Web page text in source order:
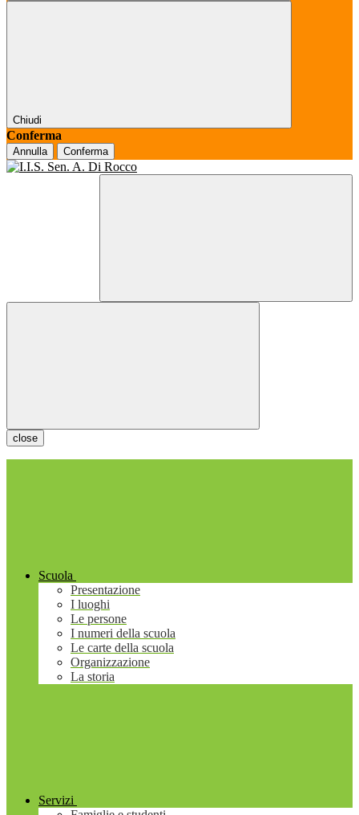
Chiudi
Conferma
Annulla Conferma
close
Scuola
Presentazione
I luoghi
Le persone
I numeri della scuola
Le carte della scuola
Organizzazione
La storia
Servizi